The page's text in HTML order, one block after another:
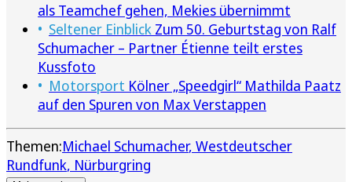
als Teamchef gehen, Mekies übernimmt
Seltener Einblick Zum 50. Geburtstag von Ralf
Schumacher – Partner Étienne teilt erstes
Kussfoto
Motorsport Kölner „Speedgirl“ Mathilda Paatz
auf den Spuren von Max Verstappen
Themen:Michael Schumacher Westdeutscher
Rundfunk Nürburgring